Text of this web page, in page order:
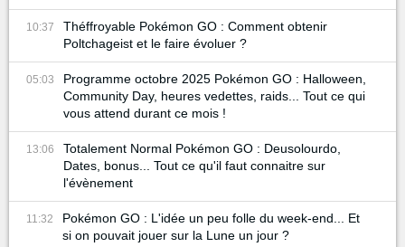
10:37
Théffroyable Pokémon GO : Comment obtenir
Poltchageist et le faire évoluer ?
05:03
Programme octobre 2025 Pokémon GO : Halloween,
Community Day, heures vedettes, raids... Tout ce qui
vous attend durant ce mois !
13:06
Totalement Normal Pokémon GO : Deusolourdo,
Dates, bonus... Tout ce qu'il faut connaitre sur
l'évènement
11:32
Pokémon GO : L'idée un peu folle du week-end... Et
si on pouvait jouer sur la Lune un jour ?